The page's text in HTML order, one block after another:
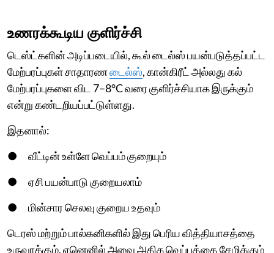
உணரக்கூடிய குளிர்ச்சி
டெஸ்ட்களின் அடிப்படையில், கூல் டைல்ஸ் பயன்படுத்தப்பட்ட
மேற்பரப்புகள் சாதாரணடைல்ஸ், கான்கிரீட் அல்லது கல்
மேற்பரப்புகளை விட 7–8°C வரை குளிர்ச்சியாக இருக்கும்
என்று கண்டறியப்பட்டுள்ளது.
இதனால்:
● வீட்டின் உள்ளே வெப்பம் குறையும்
● ஏசி பயன்பாடு குறையலாம்
● மின்சார செலவு குறைய உதவும்
டெரஸ் மற்றும் பால்கனிகளில் இது பெரிய வித்தியாசத்தை
உருவாக்கும், ஏனெனில் அவை அதிக வெப்பத்தை சேமிக்கும்